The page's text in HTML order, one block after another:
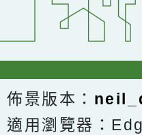
佈景版本：
適用瀏覽器：